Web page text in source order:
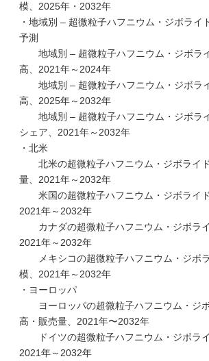
模、2025年・2032年
・地域別 – 超微粒子ハフニウム・ジボライ
予測
地域別 – 超微粒子ハフニウム・ジボラ
高、2021年～2024年
地域別 – 超微粒子ハフニウム・ジボラ
高、2025年～2032年
地域別 – 超微粒子ハフニウム・ジボラ
シェア、2021年～2032年
・北米
北米の超微粒子ハフニウム・ジボライ
量、2021年～2032年
米国の超微粒子ハフニウム・ジボライド
2021年～2032年
カナダの超微粒子ハフニウム・ジボライ
2021年～2032年
メキシコの超微粒子ハフニウム・ジボ
模、2021年～2032年
・ヨーロッパ
ヨーロッパの超微粒子ハフニウム・ジ
高・販売量、2021年〜2032年
ドイツの超微粒子ハフニウム・ジボライ
2021年～2032年